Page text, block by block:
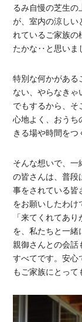
るみ自慢の芝生
が、室内の涼しい
れているご家族の
たかな‥と思いま
特別な何かがある
ない、やらなき
でもするから、そ
心地よく、おう
きる場や時間をつ
そんな想いで、
の皆さんは、普
事をされている
をお願いしたわ
「来てくれてあ
を、私たちと一緒
親御さんとの会
すべてです。安心
もご家族にとって